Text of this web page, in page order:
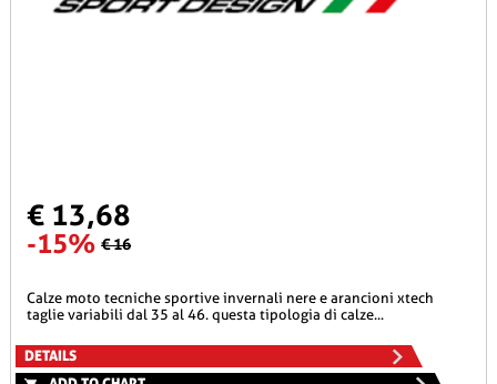
€ 13,68
-15% € 16
calze moto tecniche sportive invernali nere e arancioni xtech
taglie variabili dal 35 al 46. questa tipologia di calze...
DETAILS